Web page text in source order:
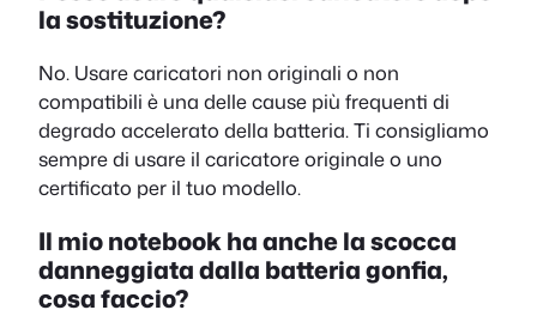
la sostituzione?
No. Usare caricatori non originali o non
compatibili è una delle cause più frequenti di
degrado accelerato della batteria. Ti consigliamo
sempre di usare il caricatore originale o uno
certificato per il tuo modello.
Il mio notebook ha anche la scocca
danneggiata dalla batteria gonfia,
cosa faccio?